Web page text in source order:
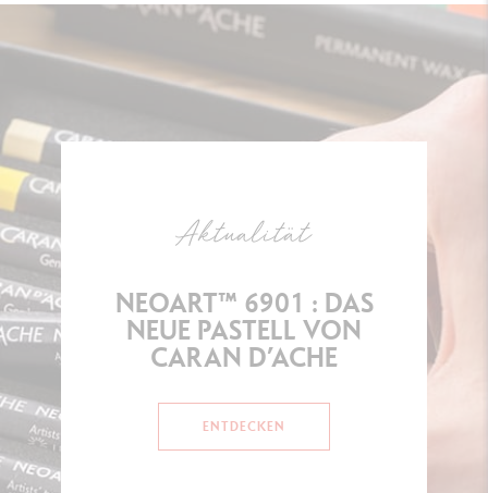
Aktualität
NEOART™ 6901 : DAS
NEUE PASTELL VON
CARAN D’ACHE
ENTDECKEN